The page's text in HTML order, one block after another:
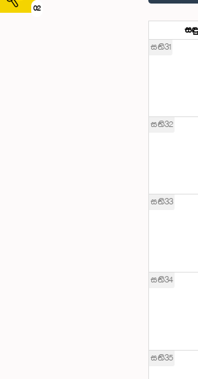
02
සති31
සති32
සති33
සති34
සති35